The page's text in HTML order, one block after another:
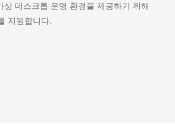
상 데스크톱 운영 환경을 제공하기 위해
지원합니다.